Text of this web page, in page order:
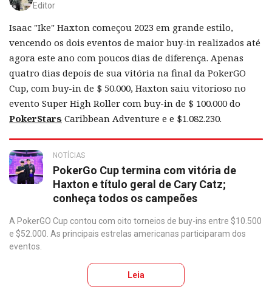
Editor
Isaac "Ike" Haxton começou 2023 em grande estilo,
vencendo os dois eventos de maior buy-in realizados até
agora este ano com poucos dias de diferença. Apenas
quatro dias depois de sua vitória na final da PokerGO
Cup, com buy-in de $ 50.000, Haxton saiu vitorioso no
evento Super High Roller com buy-in de $ 100.000 do
PokerStars Caribbean Adventure e e $1.082.230.
NOTÍCIAS
PokerGo Cup termina com vitória de
Haxton e título geral de Cary Catz;
conheça todos os campeões
A PokerGO Cup contou com oito torneios de buy-ins entre $10.500
e $52.000. As principais estrelas americanas participaram dos
eventos.
Leia